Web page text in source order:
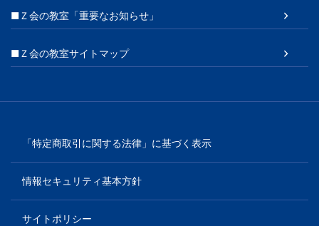
■Ｚ会の教室「重要なお知らせ」
■Ｚ会の教室サイトマップ
「特定商取引に関する法律」に基づく表示
情報セキュリティ基本方針
サイトポリシー